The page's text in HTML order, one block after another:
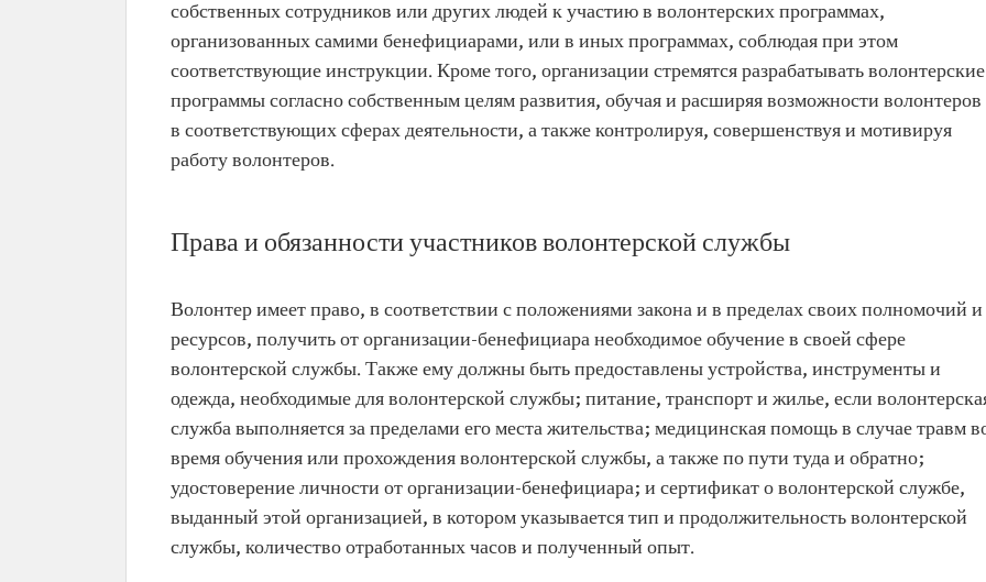
собственных сотрудников или других людей к участию в волонтерских программах,
организованных самими бенефициарами, или в иных программах, соблюдая при этом
соответствующие инструкции. Кроме того, организации стремятся разрабатывать волонтерские
программы согласно собственным целям развития, обучая и расширяя возможности волонтеров
в соответствующих сферах деятельности, а также контролируя, совершенствуя и мотивируя
работу волонтеров.
Права и обязанности участников волонтерской службы
Волонтер имеет право, в соответствии с положениями закона и в пределах своих полномочий и
ресурсов, получить от организации-бенефициара необходимое обучение в своей сфере
волонтерской службы. Также ему должны быть предоставлены устройства, инструменты и
одежда, необходимые для волонтерской службы; питание, транспорт и жилье, если
служба выполняется за пределами его места жительства; медицинская помощь в случае травм
время обучения или прохождения волонтерской службы, а также по пути туда и обратно;
удостоверение личности от организации-бенефициара; и сертификат о волонтерской службе,
выданный этой организацией, в котором указывается тип и продолжительность волонтерской
службы, количество отработанных часов и полученный опыт.